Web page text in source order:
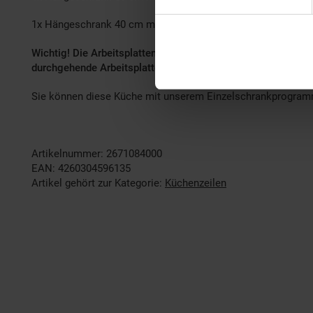
1x Hängeschrank 40 cm mit 1 Tür, dahinter 2 Einlegböden.
Wichtig! Die Arbeitsplatten werden geteilt geliefert (1x 140
durchgehende Arbeitsplatte ist aus logistischen Gründen
Sie können diese Küche mit unserem
Artikelnummer: 2671084000
EAN: 4260304596135
Artikel gehört zur Kategorie: Küchenzeilen